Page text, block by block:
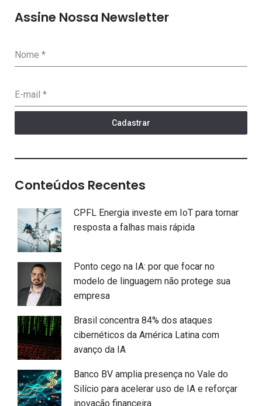
Assine Nossa Newsletter
Nome *
E-mail *
Cadastrar
Conteúdos Recentes
CPFL Energia investe em IoT para tornar
resposta a falhas mais rápida
Ponto cego na IA: por que focar no
modelo de linguagem não protege sua
empresa
Brasil concentra 84% dos ataques
cibernéticos da América Latina com
avanço da IA
Banco BV amplia presença no Vale do
Silício para acelerar uso de IA e reforçar
inovação financeira